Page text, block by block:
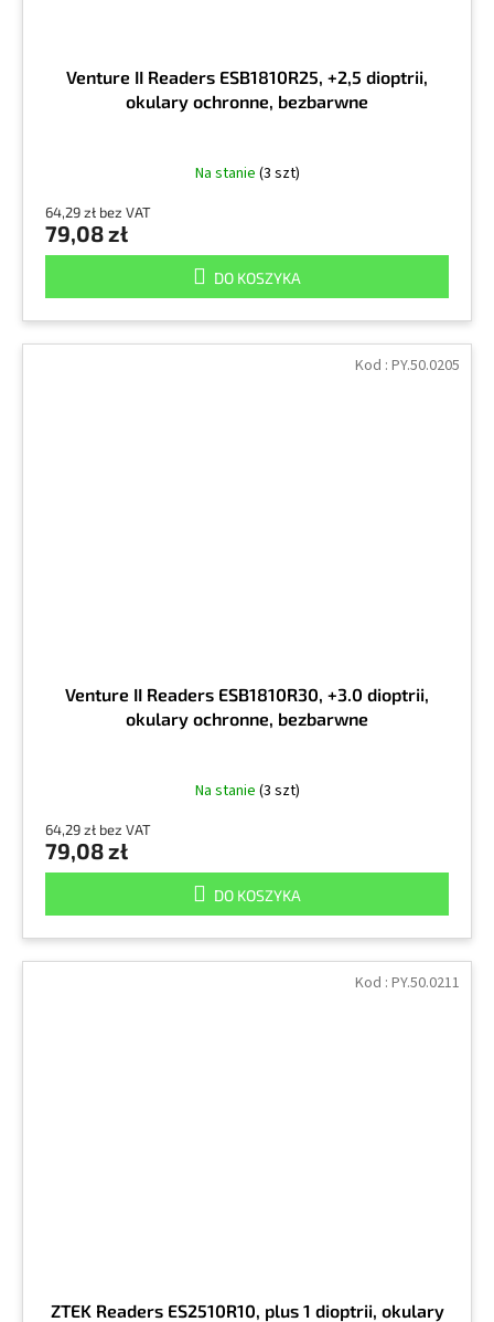
Venture II Readers ESB1810R25, +2,5 dioptrii,
okulary ochronne, bezbarwne
Na stanie (3 szt)
64,29 zł bez VAT
79,08 zł
DO KOSZYKA
Venture II Readers ESB1810R30, +3.0 dioptrii,
okulary ochronne, bezbarwne
Na stanie (3 szt)
64,29 zł bez VAT
79,08 zł
DO KOSZYKA
Kod : PY.50.0205
ZTEK Readers ES2510R10, plus 1 dioptrii, okulary
Kod : PY.50.0211